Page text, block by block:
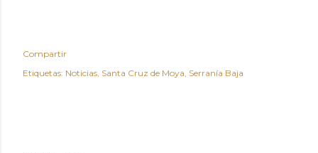
Compartir
Etiquetas: Noticias Santa Cruz de Moya Serranía Baja